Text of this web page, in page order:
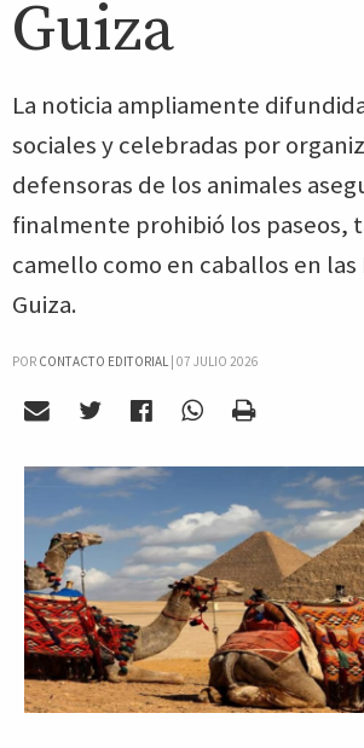
Guiza
La noticia ampliamente
sociales y celebradas por
defensoras de los animales
finalmente prohibió los paseos,
camello como en caballos en las
Guiza.
POR CONTACTO EDITORIAL| 07 JULIO 2026